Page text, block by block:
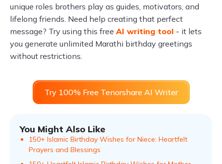
unique roles brothers play as guides, motivators, and
lifelong friends. Need help creating that perfect
message? Try using this free AI writing tool - it lets
you generate unlimited Marathi birthday greetings
without restrictions.
Try 100% Free Tenorshare AI Writer
You Might Also Like
150+ Islamic Birthday Wishes for Niece: Heartfelt
Prayers and Blessings